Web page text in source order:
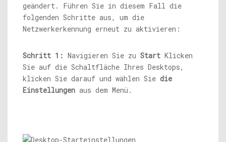
geändert. Führen Sie in diesem Fall die
folgenden Schritte aus, um die
Netzwerkerkennung erneut zu aktivieren:
Schritt 1: Navigieren Sie zu Start Klicken
Sie auf die Schaltfläche Ihres Desktops,
klicken Sie darauf und wählen Sie die
Einstellungen aus dem Menü.